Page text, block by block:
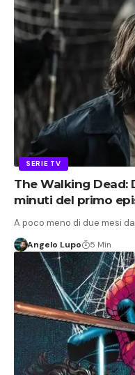
SERIE TV
The Walking Dead:
minuti del primo
A poco meno di due mesi
Angelo Lupo 5 Min